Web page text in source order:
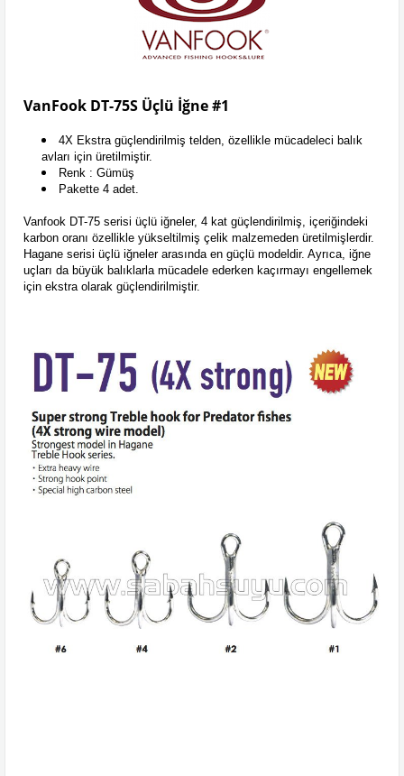
VanFook DT-75S Üçlü İğne#1
4X Ekstra güçlendirilmiş telden, özellikle mücadeleci balık
avları için üretilmiştir.
Renk : Gümüş
Pakette 4 adet.
Vanfook DT-75 serisi üçlü iğneler, 4 kat güçlendirilmiş, içeriğindeki
karbon oranı özellikle yükseltilmiş çelik malzemeden üretilmişlerdir.
Hagane serisi üçlü iğneler arasında en güçlü modeldir. Ayrıca, iğne
uçları da büyük balıklarla mücadele ederken kaçırmayı engellemek
için ekstra olarak güçlendirilmiştir.